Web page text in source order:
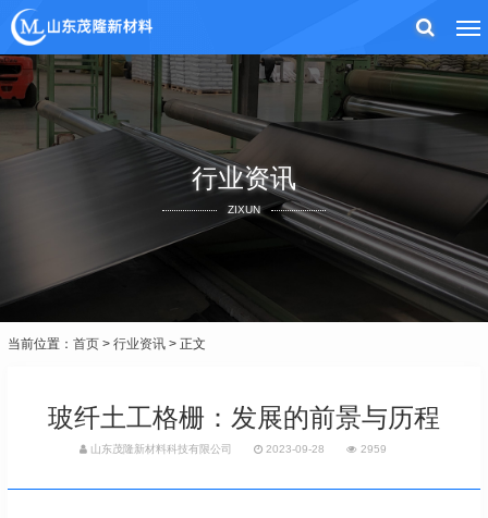
行业资讯
ZIXUN
当前位置： 首页 > 行业资讯 > 正文
玻纤土工格栅：发展的前景与历程
山东茂隆新材料科技有限公司 2023-09-28 2959